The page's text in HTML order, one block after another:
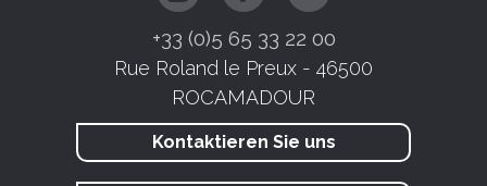
+33 (0)5 65 33 22 00
Rue Roland le Preux - 46500
ROCAMADOUR
Kontaktieren Sie uns